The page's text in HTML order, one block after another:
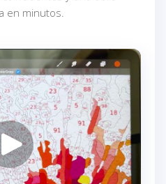
en minutos.